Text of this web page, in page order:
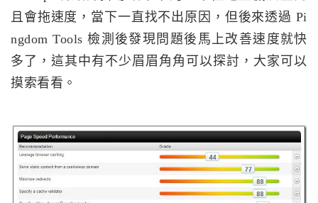
且會拖速度，當下一直找不出原因，但後來透過 Pi
ngdom Tools 檢測後發現問題後馬上改善速度就快
多了，這其中有不少眉眉角角可以探討，大家可以
摸索看看。